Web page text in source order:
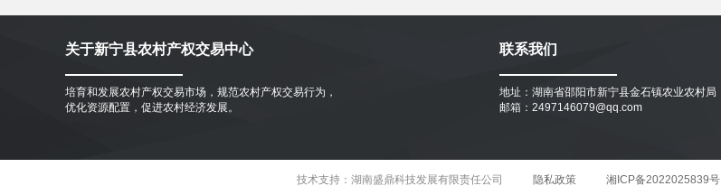
关于新宁县农村产权交易中心
培育和发展农村产权交易市场，规范农村产权交易行为，
优化资源配置，促进农村经济发展。
联系我们
地址：湖南省邵阳市新宁县金石镇农业农村局
邮箱：2497146079@qq.com
技术支持：湖南盛鼎科技发展有限责任公司 隐私政策 湘ICP备2022025839号